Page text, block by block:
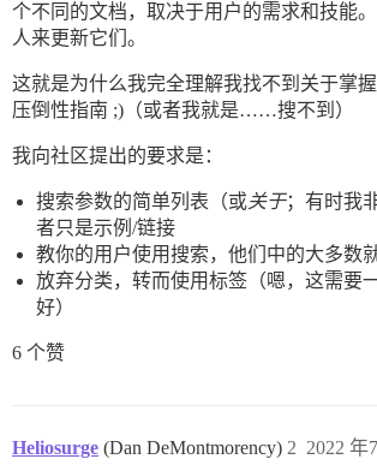
个不同的文档，取决于用户的需求和技能
人来更新它们。
这就是为什么我完全理解我找不到关于掌握
压倒性指南 ;)（或者我就是……搜不到）
我向社区提出的要求是：
搜索参数的简单列表（或关于；有时我
者只是示例/链接
教你的用户使用搜索，他们中的大多数
放弃分类，转而使用标签（嗯，这需要
好）
6 个赞
Heliosurge (Dan DeMontmorency) 2022 年
2